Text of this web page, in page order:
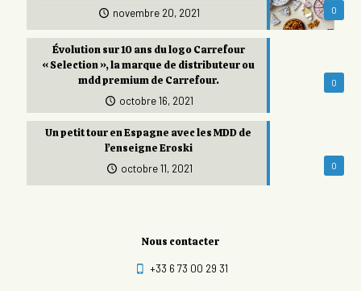
0
novembre 20, 2021
0
Évolution sur 10 ans du logo Carrefour
« Selection », la marque de distributeur ou
mdd premium de Carrefour.
octobre 16, 2021
0
Un petit tour en Espagne avec les MDD de
l’enseigne Eroski
octobre 11, 2021
Nous contacter
+33 6 73 00 29 31